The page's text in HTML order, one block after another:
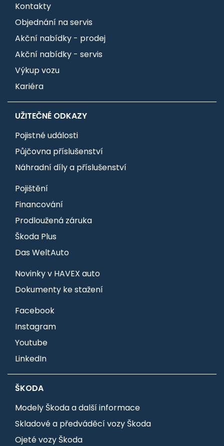
Kontakty
Objednání na servis
Akční nabídky - prodej
Akční nabídky - servis
Výkup vozu
Kariéra
UŽITEČNÉ ODKAZY
Pojistné události
Půjčovna příslušenství
Náhradní díly a příslušenství
Pojištění
Financování
Prodloužená záruka
Škoda Plus
Das WeltAuto
Novinky v HAVEX auto
Dokumenty ke stažení
Facebook
Instagram
Youtube
LinkedIn
ŠKODA
Modely Škoda a další informace
Skladové a předváděcí vozy Škoda
Ojeté vozy Škoda